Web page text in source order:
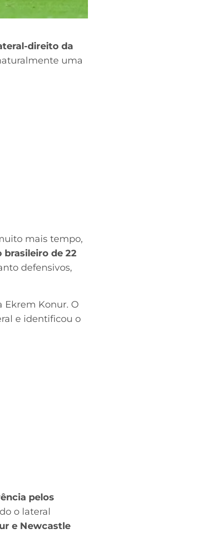
direito da
uma
mais tempo,
de 22
defensivos,
Ekrem Konur. O
e identificou o
pelos
o lateral
e Newcastle